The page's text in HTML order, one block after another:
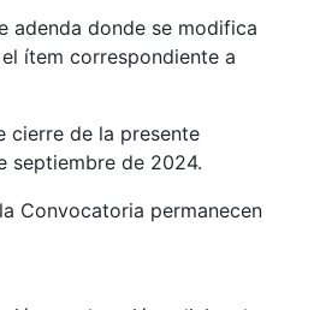
adenda donde se modifica
el ítem correspondiente a
cierre de la presente
septiembre de 2024.
Convocatoria permanecen